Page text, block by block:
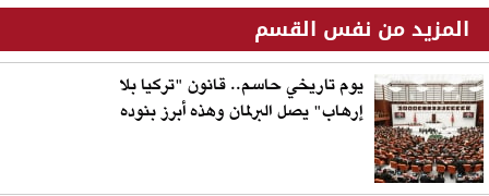
المزيد من نفس القسم
يوم تاريخي حاسم.. قانون "تركيا بلا
إرهاب" يصل البرلمان وهذه أبرز بنوده